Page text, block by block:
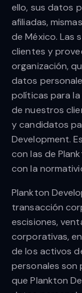
ello, sus datos
afiliadas,
de México. Las
clientes y
organización,
datos
políticas para
de nuestros
y candidatos
Development.
con las de
con la
Plankton
transacción
escisiones,
corporativas,
de los activos
personales
que Plankton